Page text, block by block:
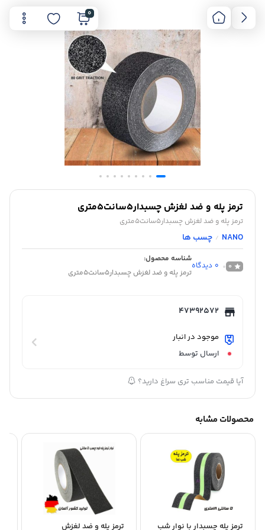
0
ترمز پله و ضد لغزش چسبدار5سانت5متری
ترمز پله و ضد لغزش چسبدار5سانت5متری
NANO
/ چسب ها
0
0 دیدگاه
شناسه محصول:
ترمز پله و ضد لغزش چسبدار5سانت5متری
47392572
موجود در انبار
ارسال توسط
آیا قیمت مناسب تری سراغ دارید؟
محصولات مشابه
ترمز پله چسبدار با نوار شب
ترمز پله و ضد لغزش